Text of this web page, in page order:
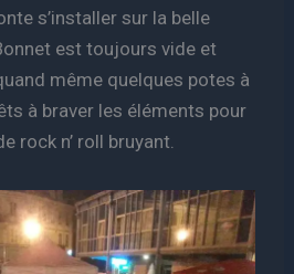
s’installer sur la belle
est toujours vide et
même quelques potes à
à braver les éléments pour
rock n’ roll bruyant.